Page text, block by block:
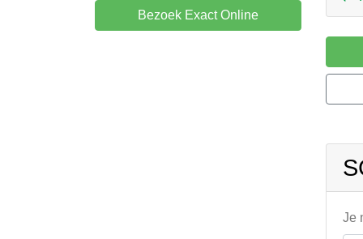
Bezoek Exact Online
Je